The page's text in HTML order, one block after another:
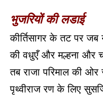
भुजरियों की लडाई
कीर्तिसागर के तट पर
की वधुएँ और मल्हना और
तब राजा परिमाल की
पृथ्वीराज रण के लिए